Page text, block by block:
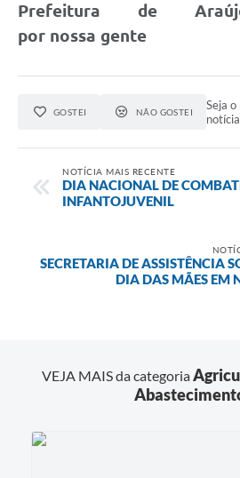
Projetos
Serviços Online
Transparência
Prefeitura de
por nossa gente
GOSTEI NÃO GOSTEI
Seja
NOTÍCIA MAIS RECENTE
DIA NACIONAL DE
INFANTOJUVENIL
SECRETARIA DE ASSISTÊNCIA
DIA DAS MÃES EM
VEJA MAIS da categoria